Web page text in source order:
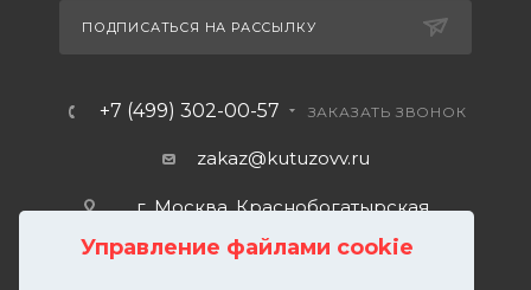
Управление файлами cookie
ПОДПИСАТЬСЯ НА РАССЫЛКУ
+7 (499) 302-00-57 ЗАКАЗАТЬ ЗВОНОК
zakaz@kutuzovv.ru
г. Москва, Краснобогатырская